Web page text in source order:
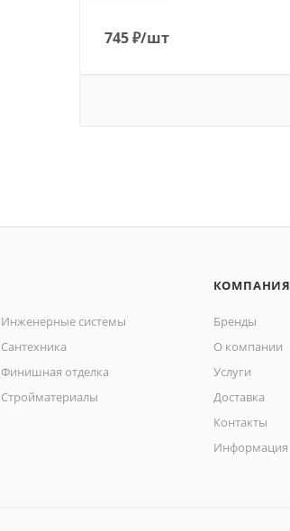
745₽/шт
Инженерные системы
Сантехника
Финишная отделка
Стройматериалы
КОМПАНИЯ
Бренды
О компании
Услуги
Доставка
Контакты
Информация